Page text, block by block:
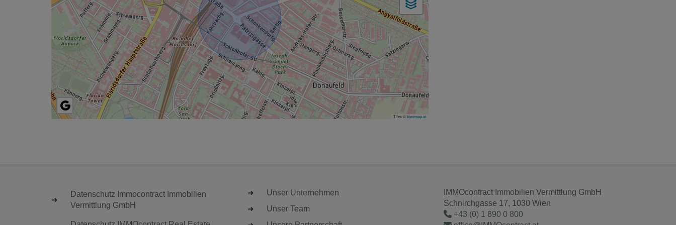
Tiles ©basemap.at
Datenschutz Immocontract Immobilien
Vermittlung GmbH
Unser Unternehmen
Unser Team
IMMOcontract Immobilien Vermittlung GmbH
Schnirchgasse 17, 1030 Wien
+43 (0) 1 890 0 800